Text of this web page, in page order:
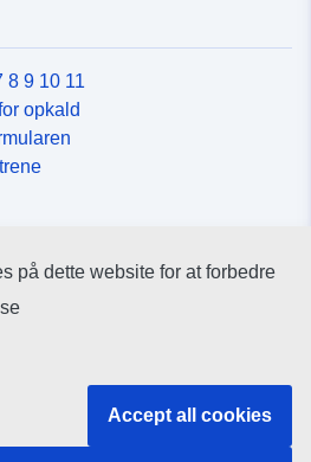
8 9 10 11
opkald
sociale medier
organer
på dette website for at forbedre
Accept all cookies